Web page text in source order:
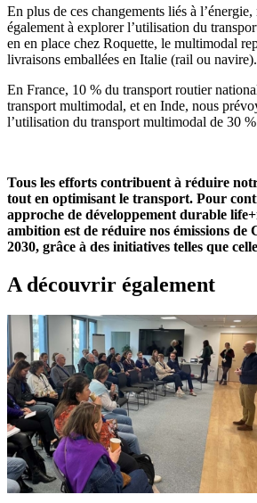
En plus de ces changements liés à
également à explorer l’utilisation du
en en place chez Roquette, le multimodal
livraisons emballées en Italie (rail ou navire).
En France, 10 % du transport routier
transport multimodal, et en Inde, nous
l’utilisation du transport multimodal de 30
Tous les efforts contribuent à réduire
tout en optimisant le transport. Pour
approche de développement durable
ambition est de réduire nos émissions de
2030, grâce à des initiatives telles que
A découvrir également